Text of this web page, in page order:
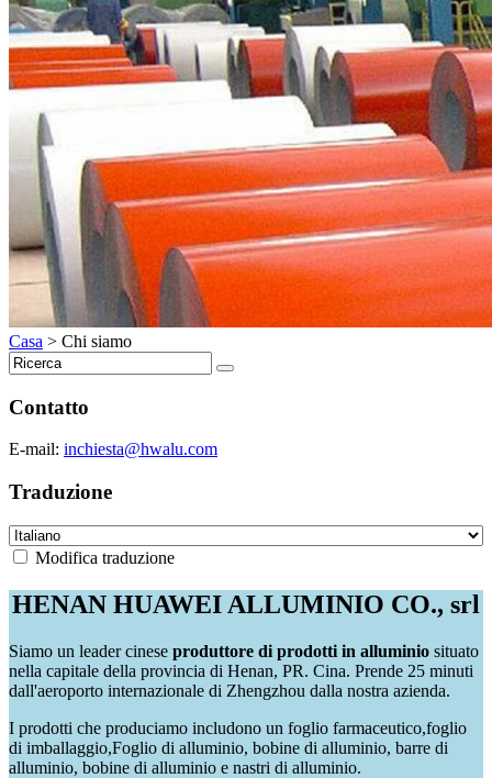
Casa > Chi siamo
Contatto
E-mail: inchiesta@hwalu.com
Traduzione
Modifica traduzione
HENAN HUAWEI ALLUMINIO CO., srl
Siamo un leader cinese produttore di prodotti in alluminio situato
nella capitale della provincia di Henan, PR. Cina. Prende 25 minuti
dall'aeroporto internazionale di Zhengzhou dalla nostra azienda.
I prodotti che produciamo includono un foglio farmaceutico,foglio
di imballaggio,Foglio di alluminio, bobine di alluminio, barre di
alluminio, bobine di alluminio e nastri di alluminio.